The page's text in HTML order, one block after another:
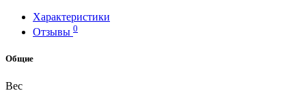
Характеристики
Отзывы 0
Общие
Вес